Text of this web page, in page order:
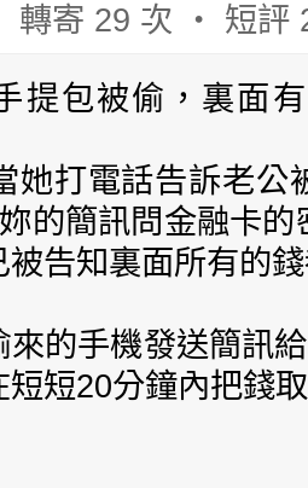
轉寄 29 次 ‧ 短評
提包被偷，裏面
她打電話告訴老公
的簡訊問金融卡
被告知裏面所有的
的手機發送簡訊
短短20分鐘內把錢